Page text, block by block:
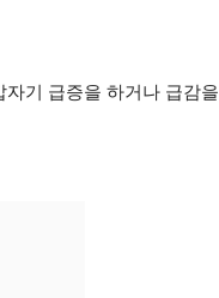
기 급증을 하거나 급감을